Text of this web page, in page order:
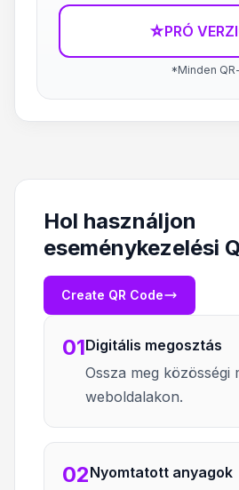
☆PRÓ
*Minden
Hol használjon
eseménykezelési
Create QR Code
01Digitális megosztás
Ossza meg közösségi
weboldalakon.
02Nyomtatott anyagok